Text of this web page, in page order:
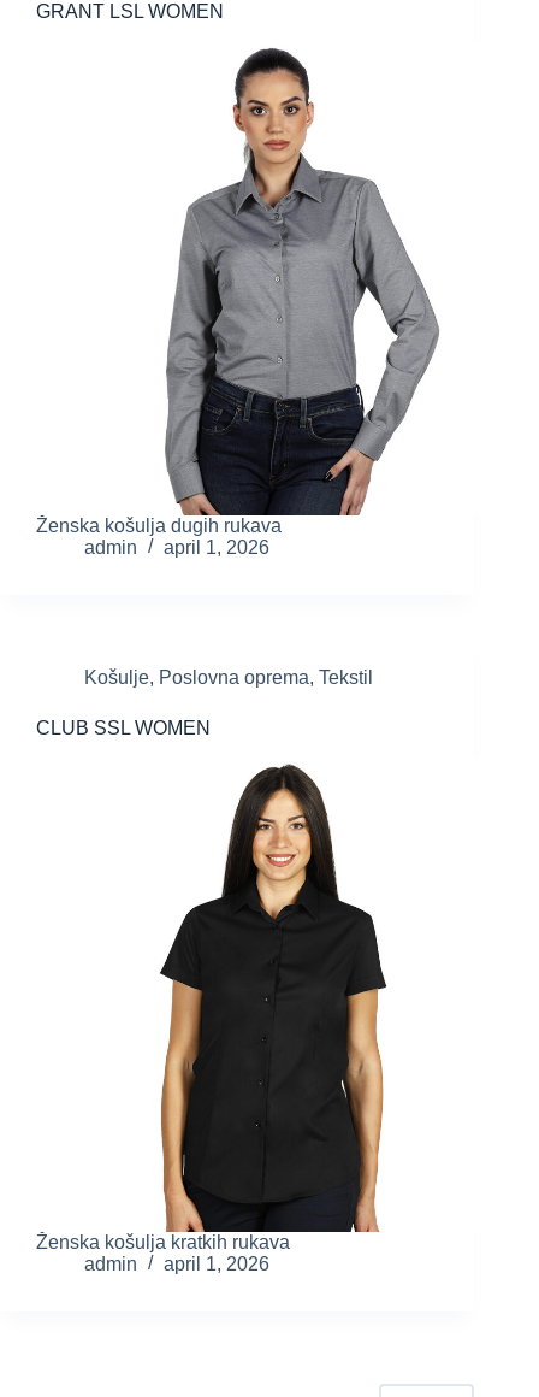
GRANT LSL WOMEN
Ženska košulja dugih rukava
admin
april 1, 2026
Košulje, Poslovna oprema, Tekstil
CLUB SSL WOMEN
Ženska košulja kratkih rukava
admin
april 1, 2026